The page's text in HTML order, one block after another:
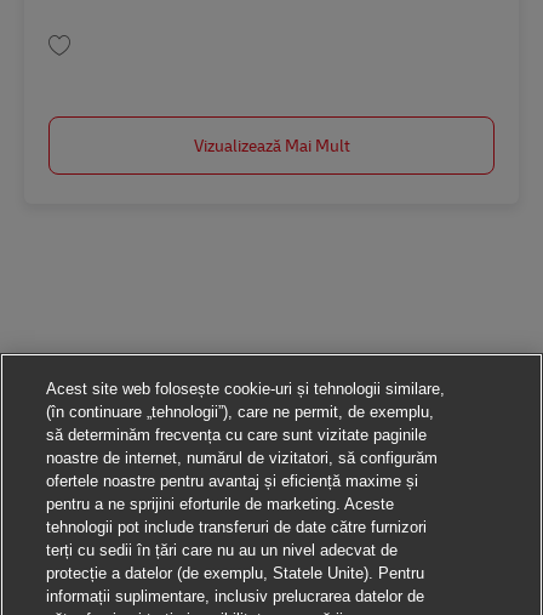
Vizualizează Mai Mult
Acest site web folosește cookie-uri și tehnologii similare,
(în continuare „tehnologii”), care ne permit, de exemplu,
să determinăm frecvența cu care sunt vizitate paginile
noastre de internet, numărul de vizitatori, să configurăm
ofertele noastre pentru avantaj și eficiență maxime și
pentru a ne sprijini eforturile de marketing. Aceste
tehnologii pot include transferuri de date către furnizori
terți cu sedii în țări care nu au un nivel adecvat de
protecție a datelor (de exemplu, Statele Unite). Pentru
informații suplimentare, inclusiv prelucrarea datelor de